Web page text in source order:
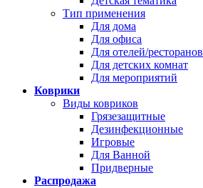
Тип применения
Для дома
Для офиса
Для отелей/ресторанов
Для детских комнат
Для мероприятий
Коврики
Виды ковриков
Грязезащитные
Дезинфекционные
Игровые
Для Ванной
Придверные
Распродажа